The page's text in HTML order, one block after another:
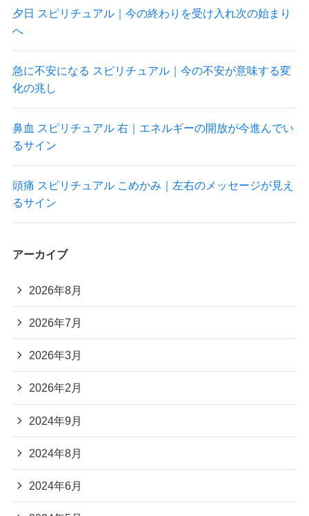
夕日 スピリチュアル｜今の終わりを受け入れ次の始まり
へ
急に不安になる スピリチュアル｜今の不安が意味する変
化の兆し
鼻血 スピリチュアル 右｜エネルギーの開放が今進んでい
るサイン
頭痛 スピリチュアル こめかみ｜左右のメッセージが見え
るサイン
アーカイブ
2026年8月
2026年7月
2026年3月
2026年2月
2024年9月
2024年8月
2024年6月